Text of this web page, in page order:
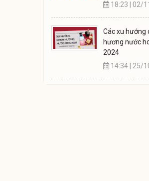
18:23 | 02/
Các xu hướng
hương nước
2024
14:34 | 25/